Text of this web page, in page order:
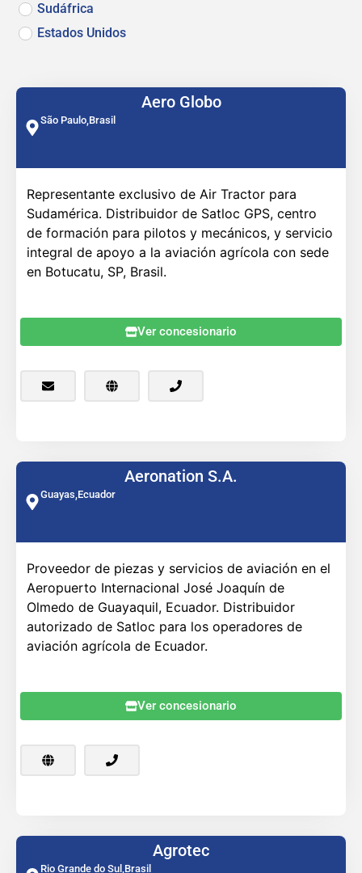
Sudáfrica
Estados Unidos
Aero Globo
São Paulo, Brasil
Representante exclusivo de Air Tractor para
Sudamérica. Distribuidor de Satloc GPS, centro
de formación para pilotos y mecánicos, y servicio
integral de apoyo a la aviación agrícola con sede
en Botucatu, SP, Brasil.
Ver concesionario
Aeronation S.A.
Guayas, Ecuador
Proveedor de piezas y servicios de aviación en el
Aeropuerto Internacional José Joaquín de
Olmedo de Guayaquil, Ecuador. Distribuidor
autorizado de Satloc para los operadores de
aviación agrícola de Ecuador.
Ver concesionario
Agrotec
Rio Grande do Sul, Brasil